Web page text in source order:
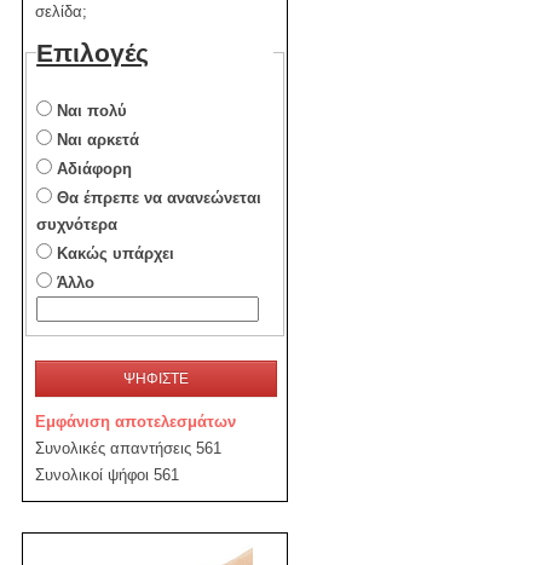
σελίδα;
Επιλογές
Ναι πολύ
Ναι αρκετά
Αδιάφορη
Θα έπρεπε να ανανεώνεται
συχνότερα
Κακώς υπάρχει
Άλλο
ΨΗΦΙΣΤΕ
Εμφάνιση αποτελεσμάτων
Συνολικές απαντήσεις 561
Συνολικοί ψήφοι 561